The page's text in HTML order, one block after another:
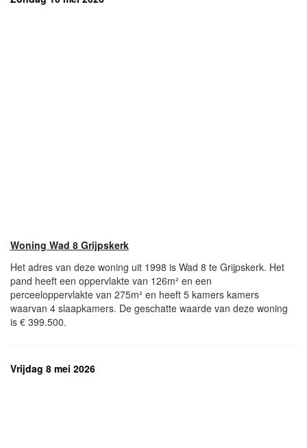
Woning Wad 8 Grijpskerk
Het adres van deze woning uit 1998 is Wad 8 te Grijpskerk. Het
pand heeft een oppervlakte van 126m² en een
perceeloppervlakte van 275m² en heeft 5 kamers kamers
waarvan 4 slaapkamers. De geschatte waarde van deze woning
is € 399.500.
Vrijdag 8 mei 2026